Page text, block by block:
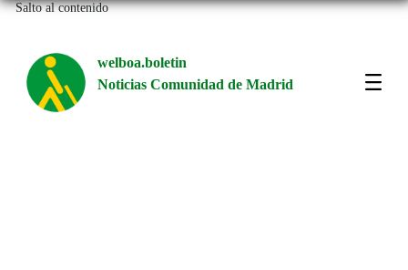
Salto al contenido
welboa.boletin
Noticias Comunidad de Madrid